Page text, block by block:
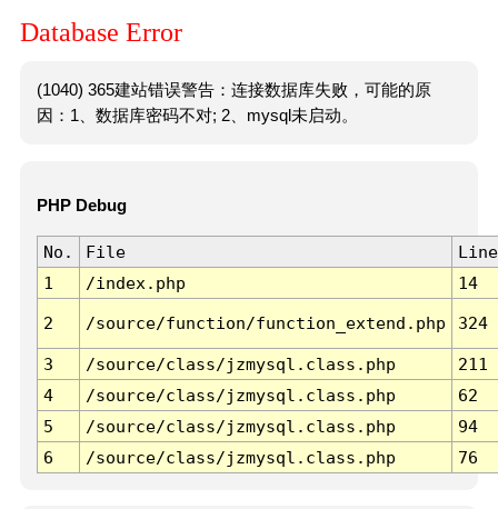
Database Error
(1040) 365建站错误警告：连接数据库失败，可能的原
因：1、数据库密码不对; 2、mysql未启动。
PHP Debug
No. File
Line
1
/index.php 14
2 /source/function/function_extend.php 324
3 /source/class/jzmysql.class.php
211
4
/source/class/jzmysql.class.php
62
5
/source/class/jzmysql.class.php
94
6
/source/class/jzmysql.class.php 76